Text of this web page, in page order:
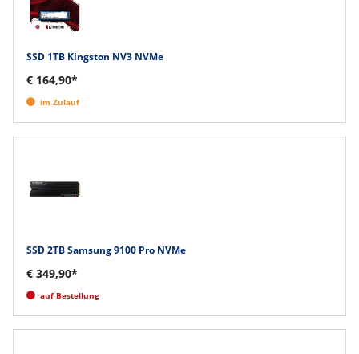
SSD 1TB Kingston NV3 NVMe
€ 164,90*
im Zulauf
SSD 2TB Samsung 9100 Pro NVMe
€ 349,90*
auf Bestellung